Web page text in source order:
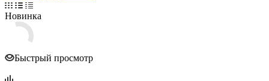
Новинка
Быстрый просмотр